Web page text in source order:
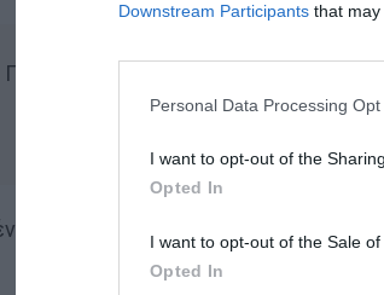
Downstream Participants that may
Personal Data Processing
I want to opt-out of the
Opted In
I want to opt-out of the Sale of
Opted In
Για να βλέπεις πιο συχνά τα καλύτερά
Add Menshouse.gr on
κλικ στο